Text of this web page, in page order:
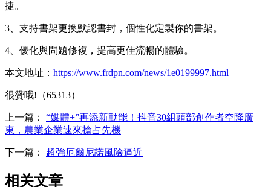
捷。
3、支持書架更換默認書封，個性化定製你的書架。
4、優化與問題修複，提高更佳流暢的體驗。
本文地址： https://www.frdpn.com/news/1e0199997.html
很赞哦!（65313）
上一篇： “媒體+”再添新動能！抖音30組頭部創作者空降廣
東，農業企業速來搶占先機
下一篇： 超強厄爾尼諾風險逼近
相关文章